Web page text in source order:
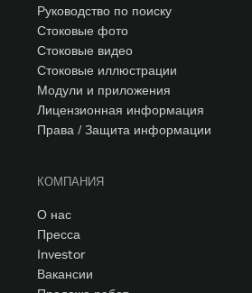
Руководство по поиску
Стоковые фото
Стоковые видео
Стоковые иллюстрации
Модули и приложения
Лицензионная информация
Права / Защита информации
КОМПАНИЯ
О нас
Пресса
Investor
Вакансии